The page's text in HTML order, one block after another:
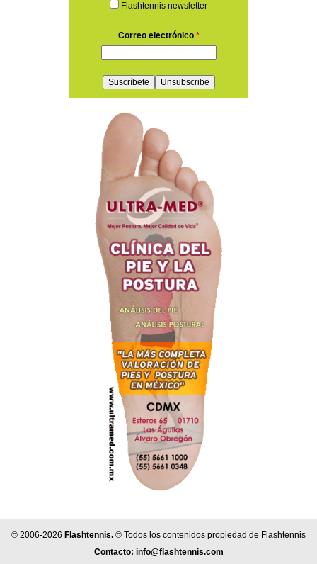
Flashtennis newsletter
Correo electrónico *
© 2006-2026 Flashtennis. © Todos los contenidos propiedad de Flashtennis
Contacto: info@flashtennis.com